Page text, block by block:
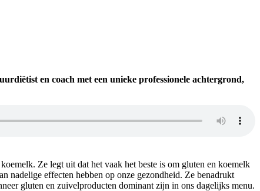
en coach met een unieke professionele achtergrond,
Ze legt uit dat het vaak het beste is om gluten en koemelk
nadelige effecten hebben op onze gezondheid. Ze benadrukt
gluten en zuivelproducten dominant zijn in ons dagelijks menu.